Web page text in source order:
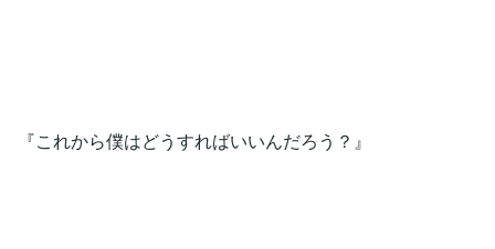
『これから僕はどうすればいいんだろう？』